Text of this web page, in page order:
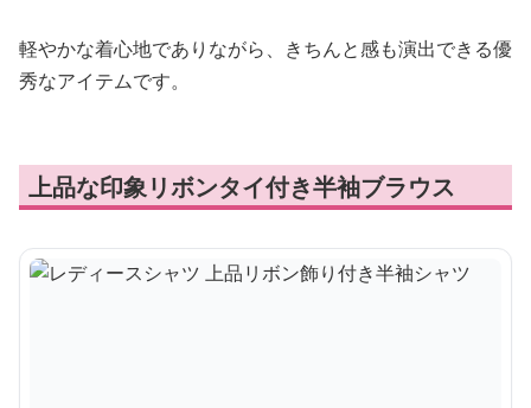
軽やかな着心地でありながら、きちんと感も演出できる優
秀なアイテムです。
上品な印象リボンタイ付き半袖ブラウス